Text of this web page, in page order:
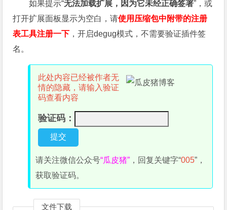
如果提示“无法加载扩展，因为它未经正确签署”，或
打开扩展面板显示为空白，请使用压缩包中附带的注册
表工具注册一下 ，开启degug模式，不需要验证插件签
名。
此处内容已经被作者无
情的隐藏，请输入验证
码查看内容
验证码：
请关注微信公众号“瓜皮猪” ，回复关键字“005”，
获取验证码。
文件下载